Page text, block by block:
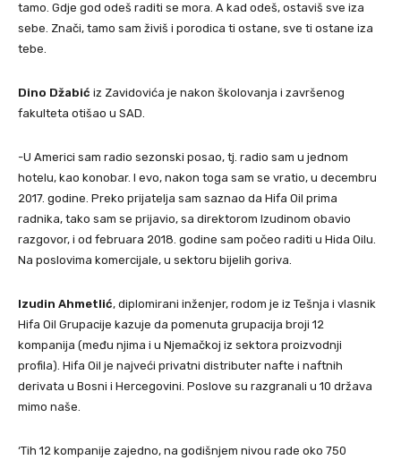
tamo. Gdje god odeš raditi se mora. A kad odeš, ostaviš sve iza
sebe. Znači, tamo sam živiš i porodica ti ostane, sve ti ostane iza
tebe.
Dino Džabić iz Zavidovića je nakon školovanja i završenog
fakulteta otišao u SAD.
-U Americi sam radio sezonski posao, tj. radio sam u jednom
hotelu, kao konobar. I evo, nakon toga sam se vratio, u decembru
2017. godine. Preko prijatelja sam saznao da Hifa Oil prima
radnika, tako sam se prijavio, sa direktorom Izudinom obavio
razgovor, i od februara 2018. godine sam počeo raditi u Hida Oilu.
Na poslovima komercijale, u sektoru bijelih goriva.
Izudin Ahmetlić, diplomirani inženjer, rodom je iz Tešnja i vlasnik
Hifa Oil Grupacije kazuje da pomenuta grupacija broji 12
kompanija (među njima i u Njemačkoj iz sektora proizvodnji
profila). Hifa Oil je najveći privatni distributer nafte i naftnih
derivata u Bosni i Hercegovini. Poslove su razgranali u 10 država
mimo naše.
‘Tih 12 kompanije zajedno, na godišnjem nivou rade oko 750